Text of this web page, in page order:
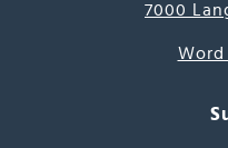
7000